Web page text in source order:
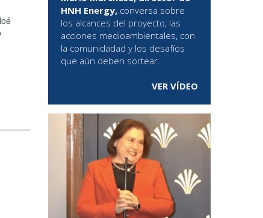
HNH Energy, conversa sobre
los alcances del proyecto, las
acciones medioambientales, con
la comunidadad y los desafíos
que aún deben sortear.
VER VÍDEO